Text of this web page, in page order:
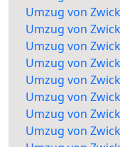
Umzug von
Umzug von
Umzug von
Umzug von
Umzug von
Umzug von
Umzug von
Umzug von